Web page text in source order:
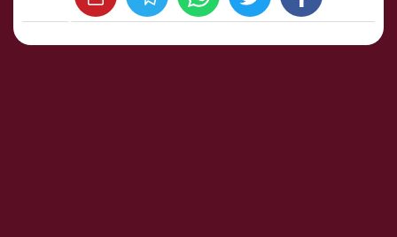
facebook
twitter
whats شارك